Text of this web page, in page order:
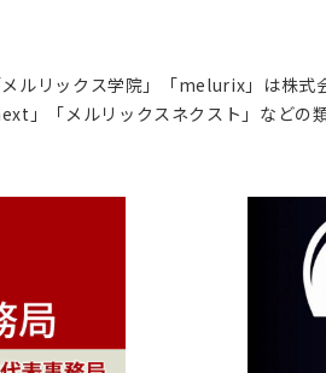
ルリックス学院」「melurix」は株式
」「メルリックスネクスト」などの